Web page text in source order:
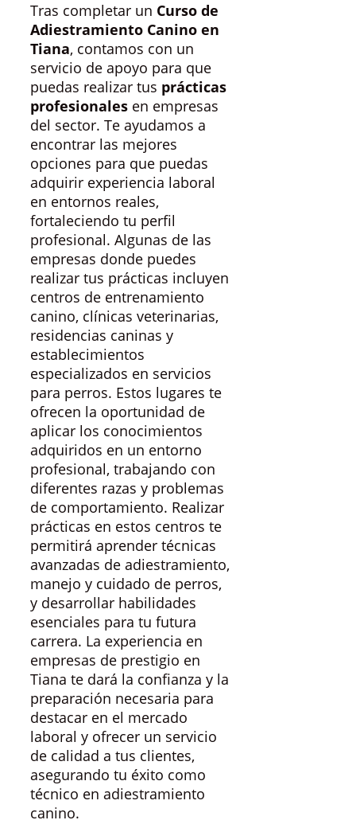
Tras completar un Curso de
Adiestramiento Canino en
Tiana, contamos con un
servicio de apoyo para que
puedas realizar tus prácticas
profesionales en empresas
del sector. Te ayudamos a
encontrar las mejores
opciones para que puedas
adquirir experiencia laboral
en entornos reales,
fortaleciendo tu perfil
profesional. Algunas de las
empresas donde puedes
realizar tus prácticas incluyen
centros de entrenamiento
canino, clínicas veterinarias,
residencias caninas y
establecimientos
especializados en servicios
para perros. Estos lugares te
ofrecen la oportunidad de
aplicar los conocimientos
adquiridos en un entorno
profesional, trabajando con
diferentes razas y problemas
de comportamiento. Realizar
prácticas en estos centros te
permitirá aprender técnicas
avanzadas de adiestramiento,
manejo y cuidado de perros,
y desarrollar habilidades
esenciales para tu futura
carrera. La experiencia en
empresas de prestigio en
Tiana te dará la confianza y la
preparación necesaria para
destacar en el mercado
laboral y ofrecer un servicio
de calidad a tus clientes,
asegurando tu éxito como
técnico en adiestramiento
canino.